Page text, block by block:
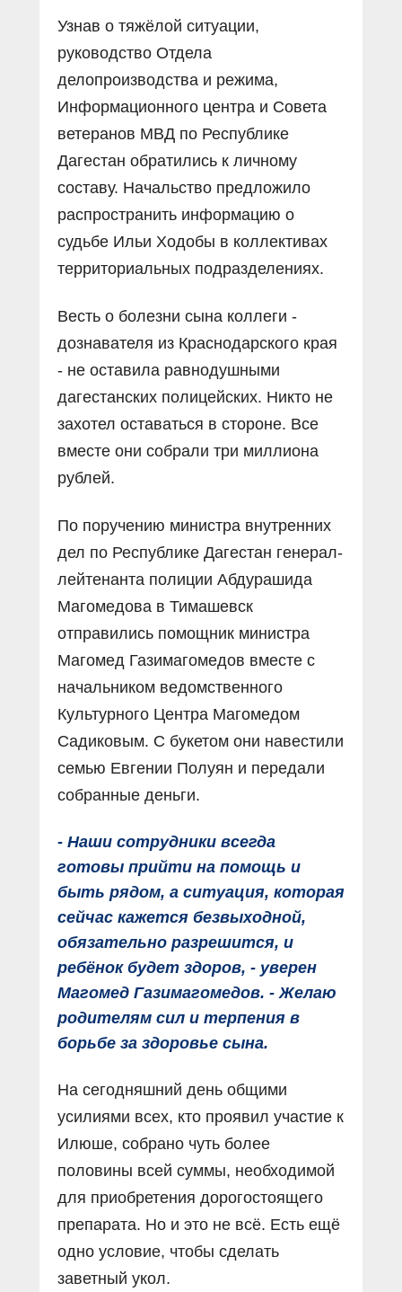
Узнав о тяжёлой ситуации,
руководство Отдела
делопроизводства и режима,
Информационного центра и Совета
ветеранов МВД по Республике
Дагестан обратились к личному
составу. Начальство предложило
распространить информацию о
судьбе Ильи Ходобы в коллективах
территориальных подразделениях.
Весть о болезни сына коллеги -
дознавателя из Краснодарского края
- не оставила равнодушными
дагестанских полицейских. Никто не
захотел оставаться в стороне. Все
вместе они собрали три миллиона
рублей.
По поручению министра внутренних
дел по Республике Дагестан генерал-
лейтенанта полиции Абдурашида
Магомедова в Тимашевск
отправились помощник министра
Магомед Газимагомедов вместе с
начальником ведомственного
Культурного Центра Магомедом
Садиковым. С букетом они навестили
семью Евгении Полуян и передали
собранные деньги.
- Наши сотрудники всегда
готовы прийти на помощь и
быть рядом, а ситуация, которая
сейчас кажется безвыходной,
обязательно разрешится, и
ребёнок будет здоров, - уверен
Магомед Газимагомедов. - Желаю
родителям сил и терпения в
борьбе за здоровье сына.
На сегодняшний день общими
усилиями всех, кто проявил участие к
Илюше, собрано чуть более
половины всей суммы, необходимой
для приобретения дорогостоящего
препарата. Но и это не всё. Есть ещё
одно условие, чтобы сделать
заветный укол.